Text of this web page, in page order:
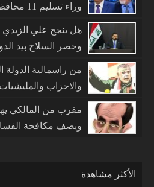
وراء
هل ينجح علي
وحصر السلاح بيد
من راسمالية الدولة
والاحزاب
مقرب من المالكي
ويصف مكافحة
الأكثر مشاهدة